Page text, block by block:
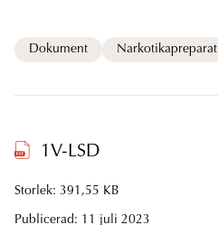
Dokument Narkotikapreparat
1V-LSD
Storlek: 391,55 KB
Publicerad: 11 juli 2023